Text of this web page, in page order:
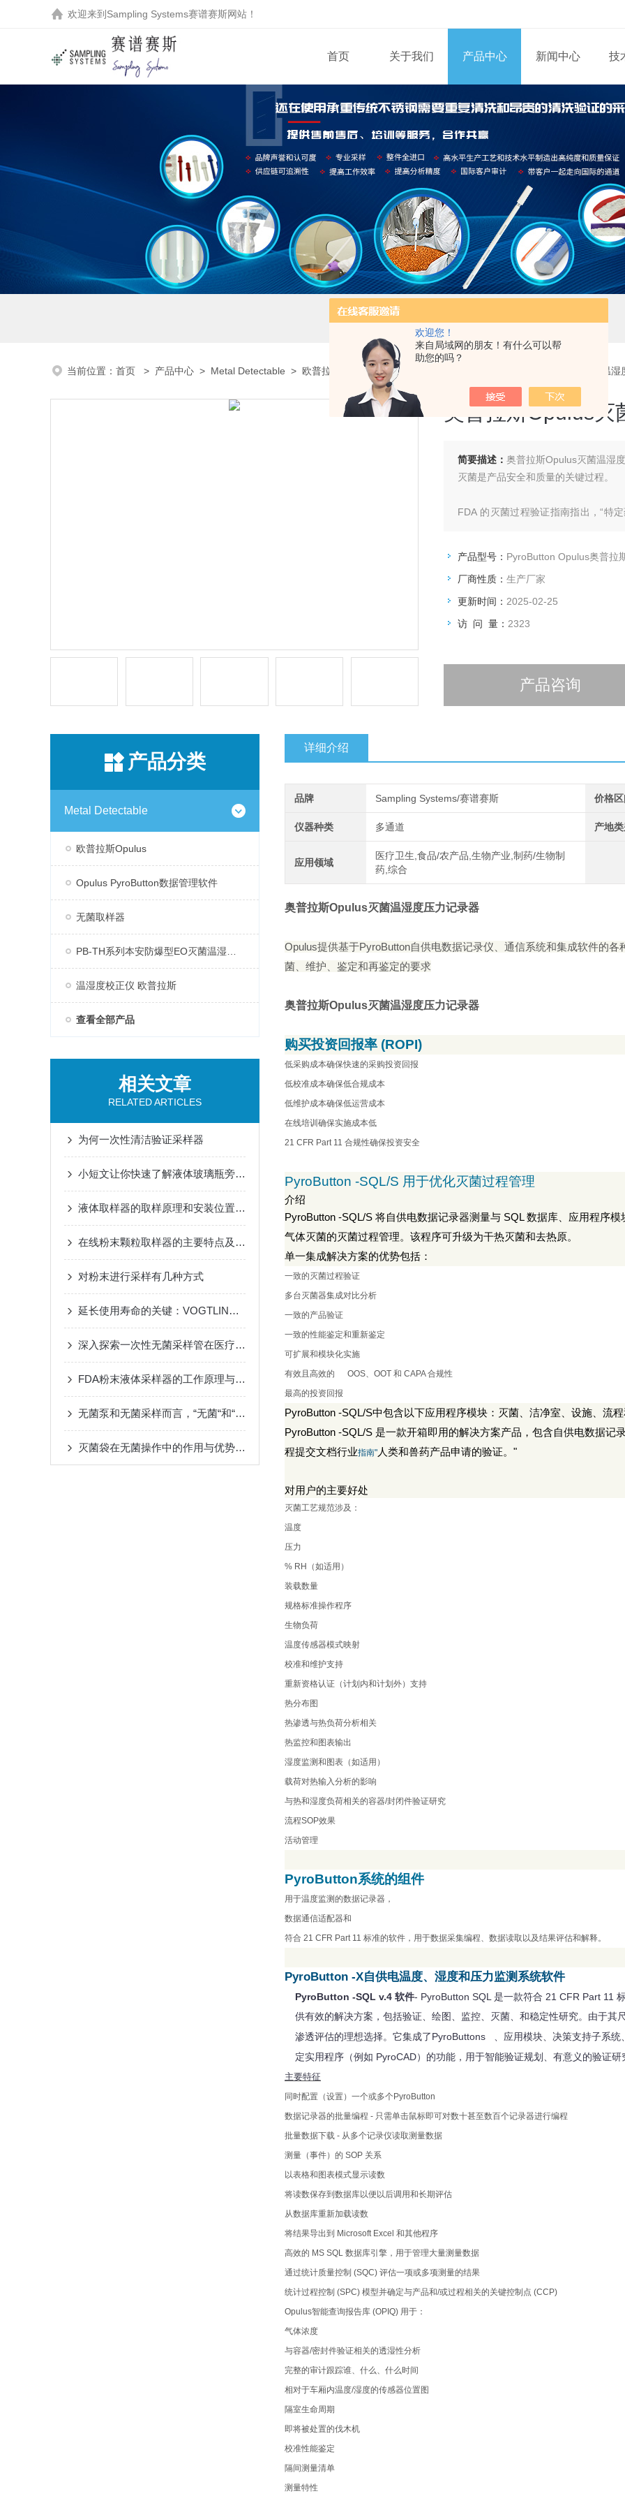
欢迎您！
来自局域网的朋友！有什么可以帮
助您的吗？
欢迎来到 Sampling Systems赛谱赛斯网站！
首页 关于我们 产品中心 新闻中心 技
当前位置： 首页 > 产品中心 > Metal Detectable > 欧普拉斯Opulus> PyroButton Opulus奥普拉斯奥普拉斯Opulus灭菌温湿
奥普拉斯Opulus
简要描述： 奥普拉斯Opulus灭菌温湿
灭菌是产品安全和质量的关键过程。
FDA 的灭菌过程验证指南指出，“特
美国FDA于1994年11月发布的“人用
绍了推荐证明灭菌过程有效性的实验和
产品型号： PyroButton Opulus奥普拉
厂商性质： 生产厂家
更新时间： 2025-02-25
访 问 量： 2323
产品咨询
产品分类
Metal Detectable
欧普拉斯Opulus
Opulus PyroButton数据管理软件
无菌取样器
温湿度校正仪 欧普拉斯
查看全部产品
相关文章
RELATED ARTICLES
为何一次性清洁验证采样器
小短文让你快速了解液体玻璃瓶旁路取样器
液体取样器的取样原理和安装位置的选择
在线粉末颗粒取样器的主要特点及取样方法过程概述
对粉末进行采样有几种方式
延长使用寿命的关键：VOGTLIN流量计维护保养五步法
深入探索一次性无菌采样管在医疗领域的应用
FDA粉末液体采样器的工作原理与技术优势概述
无菌泵和无菌采样而言，“无菌“和“无污染“是非常关键
灭菌袋在无菌操作中的作用与优势说明
详细介绍
品牌 Sampling Systems/赛谱赛斯 价格区
仪器种类 多通道 产地类
应用领域
医疗卫生,食品/农产品,生物产业,制药/生物制
药,综合
奥普拉斯Opulus灭菌温湿度压力记录器
Opulus提供基于PyroButton自供电数据记录仪、通信系统和集成软件的
菌、维护、鉴定和再鉴定的要求
奥普拉斯Opulus灭菌温湿度压力记录器
购买投资回报率 (ROPI)
低采购成本确保快速的采购投资回报
低校准成本确保低合规成本
低维护成本确保低运营成本
在线培训确保实施成本低
21 CFR Part 11 合规性确保投资安全
PyroButton -SQL/S 用于优化灭菌过程管理
介绍
PyroButton -SQL/S 将自供电数据记录器测量与 SQL数据库、应用程序模
气体灭菌的灭菌过程管理。该程序可升级为干热灭菌和去热原。
单一集成解决方案的优势包括：
一致的灭菌过程验证
多台灭菌器集成对比分析
一致的产品验证
一致的性能鉴定和重新鉴定
可扩展和模块化实施
有效且高效的 OOS、 OOT 和 CAPA合规性
最高的投资回报
PyroButton -SQL/S中包含以下应用程序模块：灭菌、洁净室、设施、流
PyroButton -SQL/S 是一款开箱即用的解决方案产品，包含自供电数据记
程提交文档行业指南" 人类和兽药产品申请的验证。 "
对用户的主要好处
灭菌工艺规范涉及：
温度
压力
% RH
（如适用）
装载数量
规格标准操作程序
生物负荷
温度传感器模式映射
校准和维护支持
重新资格认证（计划内和计划外）支持
热分布图
热渗透与热负荷分析相关
热监控和图表输出
湿度监测和图表（如适用）
载荷对热输入分析的影响
与热和湿度负荷相关的容器/封闭件验证研究
流程SOP效果
活动管理
PyroButton系统的组件
用于温度监测的数据记录器，
数据通信适配器和
符合 21 CFR Part 11 标准的软件，用于数据采集编程、数据读取以及结果评估和解释。
PyroButton -X自供电温度、湿度和压力监测系统软件
PyroButton -SQL v.4 软件- PyroButton SQL 是一款符合 21 CFR Part 11
供有效的解决方案，包括验证、绘图、监控、灭菌、和稳定性研究。由于
渗透评估的理想选择。它集成了 PyroButtons 、应用模块、决策支持子系统
定实用程序（例如 PyroCAD）的功能，用于智能验证规划、有意义的验证研
主要特征
同时配置（设置）一个或多个 PyroButton
数据记录器的批量编程 - 只需单击鼠标即可对数十甚至数百个记录器进行编程
批量数据下载 - 从多个记录仪读取测量数据
测量（事件）的 SOP 关系
以表格和图表模式显示读数
将读数保存到数据库以便以后调用和长期评估
从数据库重新加载读数
将结果导出到 Microsoft Excel 和其他程序
高效的 MS SQL 数据库引擎，用于管理大量测量数据
通过统计质量控制 (SQC) 评估一项或多项测量的结果
统计过程控制 (SPC) 模型并确定与产品和/或过程相关的关键控制点 (CCP)
Opulus智能查询报告库 (OPIQ) 用于：
气体浓度
与容器/密封件验证相关的透湿性分析
完整的审计跟踪谁、什么、什么时间
相对于车厢内温度/湿度的传感器位置图
隔室生命周期
即将被处置的伐木机
校准性能鉴定
隔间测量清单
测量特性